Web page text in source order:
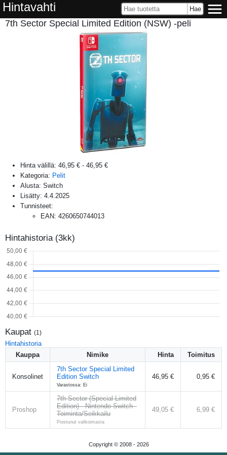
Hintavahti
7th Sector Special Limited Edition (NSW) -peli
Hinta välillä: 46,95 € - 46,95 €
Kategoria: Pelit
Alusta: Switch
Lisätty: 4.4.2025
Tunnisteet:
EAN: 4260650744013
Hintahistoria (3kk)
Kaupat (1 )
Hintahistoria
Kauppa
Nimike Hinta Toimitus
Konsolinet
7th Sector Special Limited
Edition Switch
Varastossa: Ei
46,95 € 0,95 €
Proshop
7th Sector (Special Limited
Edition) - Nintendo Switch -
Toiminta/Seikkailu
Poistunut valikoimasta
49,05 € 6,99 €
Copyright © 2008 - 2026